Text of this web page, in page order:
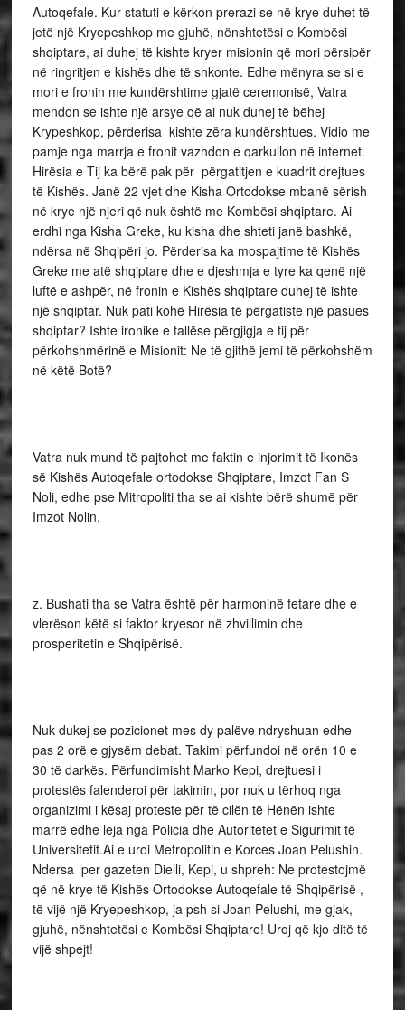
Autoqefale. Kur statuti e kërkon prerazi se në krye duhet të
jetë një Kryepeshkop me gjuhë, nënshtetësi e Kombësi
shqiptare, ai duhej të kishte kryer misionin që mori përsipër
në ringritjen e kishës dhe të shkonte. Edhe mënyra se si e
mori e fronin me kundërshtime gjatë ceremonisë, Vatra
mendon se ishte një arsye që ai nuk duhej të bëhej
Krypeshkop, përderisa kishte zëra kundërshtues. Vidio me
pamje nga marrja e fronit vazhdon e qarkullon në internet.
Hirësia e Tij ka bërë pak për përgatitjen e kuadrit drejtues
të Kishës. Janë 22 vjet dhe Kisha Ortodokse mbanë sërish
në krye një njeri që nuk është me Kombësi shqiptare. Ai
erdhi nga Kisha Greke, ku kisha dhe shteti janë bashkë,
ndërsa në Shqipëri jo. Përderisa ka mospajtime të Kishës
Greke me atë shqiptare dhe e djeshmja e tyre ka qenë një
luftë e ashpër, në fronin e Kishës shqiptare duhej të ishte
një shqiptar. Nuk pati kohë Hirësia të përgatiste një pasues
shqiptar? Ishte ironike e tallëse përgjigja e tij për
përkohshmërinë e Misionit: Ne të gjithë jemi të përkohshëm
në këtë Botë?
Vatra nuk mund të pajtohet me faktin e injorimit të Ikonës
së Kishës Autoqefale ortodokse Shqiptare, Imzot Fan S
Noli, edhe pse Mitropoliti tha se ai kishte bërë shumë për
Imzot Nolin.
z. Bushati tha se Vatra është për harmoninë fetare dhe e
vlerëson këtë si faktor kryesor në zhvillimin dhe
prosperitetin e Shqipërisë.
Nuk dukej se pozicionet mes dy palëve ndryshuan edhe
pas 2 orë e gjysëm debat. Takimi përfundoi në orën 10 e
30 të darkës. Përfundimisht Marko Kepi, drejtuesi i
protestës falenderoi për takimin, por nuk u tërhoq nga
organizimi i kësaj proteste për të cilën të Hënën ishte
marrë edhe leja nga Policia dhe Autoritetet e Sigurimit të
Universitetit.Ai e uroi Metropolitin e Korces Joan Pelushin.
Ndersa per gazeten Dielli, Kepi, u shpreh: Ne protestojmë
që në krye të Kishës Ortodokse Autoqefale të Shqipërisë ,
të vijë një Kryepeshkop, ja psh si Joan Pelushi, me gjak,
gjuhë, nënshtetësi e Kombësi Shqiptare! Uroj që kjo ditë të
vijë shpejt!